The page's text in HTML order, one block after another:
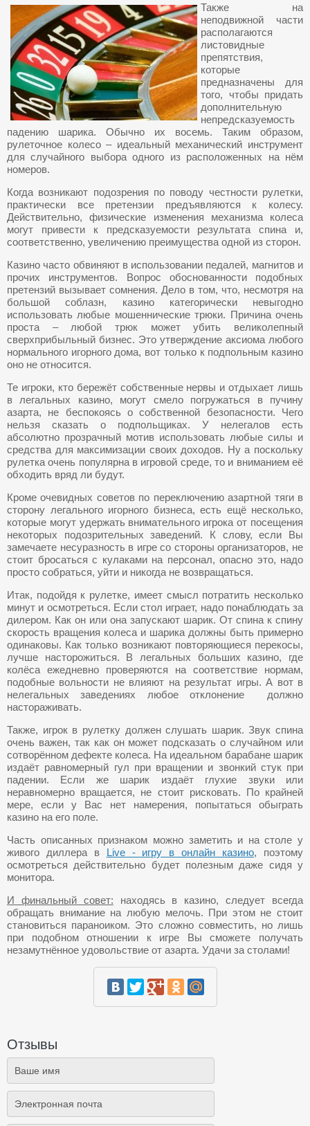
Также на
неподвижной части
располагаются
листовидные
препятствия,
которые
предназначены для
того, чтобы придать
дополнительную
непредсказуемость
падению шарика. Обычно их восемь. Таким образом,
рулеточное колесо – идеальный механический инструмент
для случайного выбора одного из расположенных на нём
номеров.
Когда возникают подозрения по поводу честности рулетки,
практически все претензии предъявляются к колесу.
Действительно, физические изменения механизма колеса
могут привести к предсказуемости результата спина и,
соответственно, увеличению преимущества одной из сторон.
Казино часто обвиняют в использовании педалей, магнитов и
прочих инструментов. Вопрос обоснованности подобных
претензий вызывает сомнения. Дело в том, что, несмотря на
большой соблазн, казино категорически невыгодно
использовать любые мошеннические трюки. Причина очень
проста – любой трюк может убить великолепный
сверхприбыльный бизнес. Это утверждение аксиома любого
нормального игорного дома, вот только к подпольным казино
оно не относится.
Те игроки, кто бережёт собственные нервы и отдыхает лишь
в легальных казино, могут смело погружаться в пучину
азарта, не беспокоясь о собственной безопасности. Чего
нельзя сказать о подпольщиках. У нелегалов есть
абсолютно прозрачный мотив использовать любые силы и
средства для максимизации своих доходов. Ну а поскольку
рулетка очень популярна в игровой среде, то и вниманием её
обходить вряд ли будут.
Кроме очевидных советов по переключению азартной тяги в
сторону легального игорного бизнеса, есть ещё несколько,
которые могут удержать внимательного игрока от посещения
некоторых подозрительных заведений. К слову, если Вы
замечаете несуразность в игре со стороны организаторов, не
стоит бросаться с кулаками на персонал, опасно это, надо
просто собраться, уйти и никогда не возвращаться.
Итак, подойдя к рулетке, имеет смысл потратить несколько
минут и осмотреться. Если стол играет, надо понаблюдать за
дилером. Как он или она запускают шарик. От спина к спину
скорость вращения колеса и шарика должны быть примерно
одинаковы. Как только возникают повторяющиеся перекосы,
лучше насторожиться. В легальных больших казино, где
колёса ежедневно проверяются на соответствие нормам,
подобные вольности не влияют на результат игры. А вот в
нелегальных заведениях любое отклонение должно
настораживать.
Также, игрок в рулетку должен слушать шарик. Звук спина
очень важен, так как он может подсказать о случайном или
сотворённом дефекте колеса. На идеальном барабане шарик
издаёт равномерный гул при вращении и звонкий стук при
падении. Если же шарик издаёт глухие звуки или
неравномерно вращается, не стоит рисковать. По крайней
мере, если у Вас нет намерения, попытаться обыграть
казино на его поле.
Часть описанных признаком можно заметить и на столе у
живого диллера в Live - игру в онлайн казино, поэтому
осмотреться действительно будет полезным даже сидя у
монитора.
И финальный совет: находясь в казино, следует всегда
обращать внимание на любую мелочь. При этом не стоит
становиться параноиком. Это сложно совместить, но лишь
при подобном отношении к игре Вы сможете получать
незамутнённое удовольствие от азарта. Удачи за столами!
Отзывы